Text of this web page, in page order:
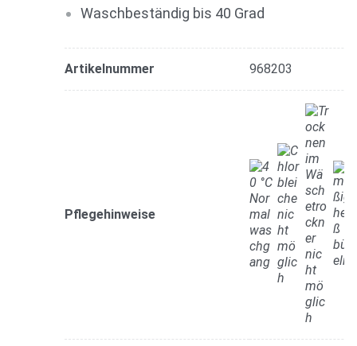
Waschbeständig bis 40 Grad
Artikelnummer 968203
Pflegehinweise